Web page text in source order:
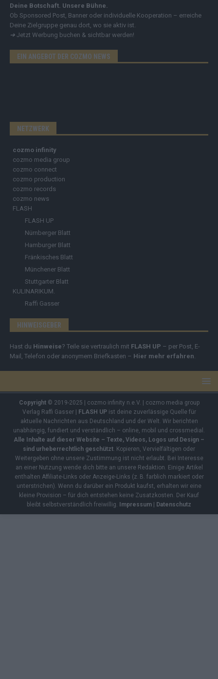
Deine Botschaft. Unsere Bühne.
Ob Sponsored Post, Banner oder individuelle Kooperation – erreiche
Deine Zielgruppe genau dort, wo sie aktiv ist.
➔ Jetzt Werbung buchen & sichtbar werden!
EIN ANGEBOT DER COZMO NEWS
NETZWERK
cozmo infinity
cozmo media group
cozmo connect
cozmo production
cozmo records
cozmo news
FLASH
FLASH UP
Nürnberger Blatt
Hamburger Blatt
Fränkisches Blatt
Münchener Blatt
Stuttgarter Blatt
KULINARIKUM.
Raffi Gasser
HINWEISGEBER
Hast du Hinweise? Teile sie vertraulich mit FLASH UP – per Post, E-
Mail, Telefon oder anonymem Briefkasten – Hier mehr erfahren
Copyright© 2019-2025 | cozmo infinity n.e.V. | cozmo media group
Verlag Raffi Gasser |
FLASH UPist deine zuverlässige Quelle für
aktuelle Nachrichten aus Deutschland und der Welt. Wir berichten
unabhängig, fundiert und verständlich – online, mobil und crossmedial.
Alle Inhalte auf dieser Website – Texte, Videos, Logos und Design –
sind urheberrechtlich geschützt. Kopieren, Vervielfältigen oder
Weitergeben ohne unsere Zustimmung ist nicht erlaubt. Bei Interesse
an einer Nutzung wende dich bitte an unsere Redaktion. Einige Artikel
enthalten Affiliate-Links oder Anzeige-Links (z. B. farblich markiert oder
unterstrichen). Wenn du darüber ein Produkt kaufst, erhalten wir eine
kleine Provision – für dich entstehen keine Zusatzkosten. Der Kauf
bleibt selbstverständlich freiwillig.
Impressum Datenschutz